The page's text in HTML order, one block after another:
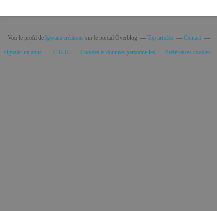
Voir le profil de Igwana créationssur le portail Overblog Top articles Contact
Signaler un abus C.G.U. Cookies et données personnelles Préférences cookies